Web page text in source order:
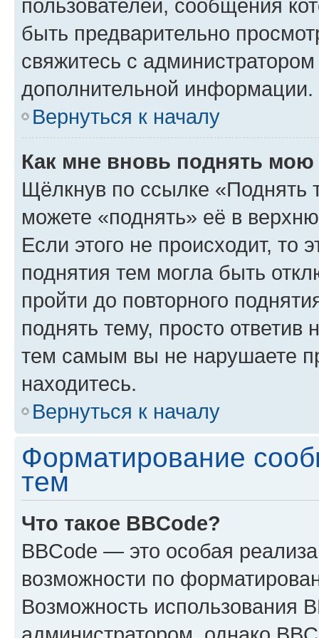
пользователей, сообщения
быть предварительно
свяжитесь с
дополнительной информации.
Вернуться к началу
Как мне вновь поднять мою
Щёлкнув по ссылке «Поднять
можете «поднять» её в
Если этого не происходит, то
поднятия тем могла быть
пройти до повторного
поднять тему, просто ответив
тем самым вы не нарушаете
находитесь.
Вернуться к началу
Форматирование
тем
Что такое BBCode?
BBCode — это особая
возможности по
Возможность использования